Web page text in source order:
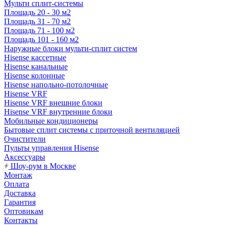
Мульти сплит-системы
Площадь 20 - 30 м2
Площадь 31 - 70 м2
Площадь 71 - 100 м2
Площадь 101 - 160 м2
Наружные блоки мульти-сплит систем
Hisense кассетные
Hisense канальные
Hisense колонные
Hisense напольно-потолочные
Hisense VRF
Hisense VRF внешние блоки
Hisense VRF внутренние блоки
Мобильные кондиционеры
Бытовые сплит системы с приточной вентиляцией
Очистители
Пульты управления Hisense
Аксессуары
Шоу-рум в Москве
Монтаж
Оплата
Доставка
Гарантия
Оптовикам
Контакты